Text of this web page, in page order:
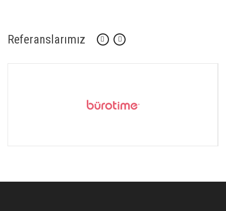
Referanslarımız